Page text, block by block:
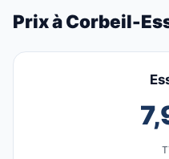
Prix à Corbeil-